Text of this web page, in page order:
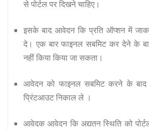
से पोर्टल पर दिखने चाहिए।
इसके बाद आवेदन कि प्रति ऑप्शन में
दे। एक बार फाइनल सबमिट कर देने के
नहीं किया किया जा सकता।
आवेदन को फाइनल सबमिट करने के बाद
प्रिंटआउट निकाल ले ।
आवेदक आवेदन कि अद्यतन स्थिति को